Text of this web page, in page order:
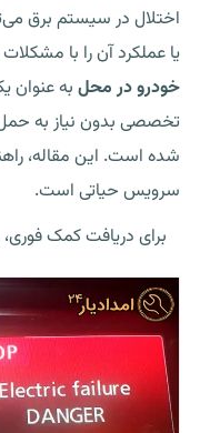
اختلال در سیستم برق
یا عملکرد آن را با
خودرو در محل به عنوان
تخصصی بدون نیاز به
شده است. این مقاله،
سرویس حیاتی است.
برای دریافت کمک فوری، با شماره ۸۲۸۰۴۳۶۹-